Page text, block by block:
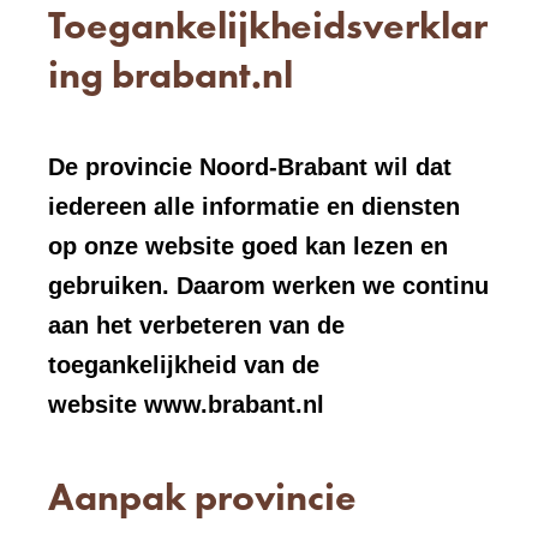
Toegankelijkheidsverklar
ing brabant.nl
De provincie Noord-Brabant wil dat
iedereen alle informatie en diensten
op onze website goed kan lezen en
gebruiken. Daarom werken we continu
aan het verbeteren van de
toegankelijkheid van de
website www.brabant.nl
Aanpak provincie